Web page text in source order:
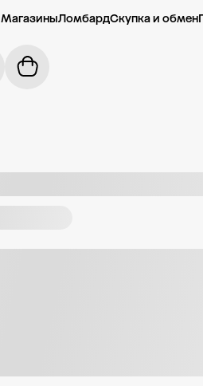
МагазиныЛомбардСкупка и обмен